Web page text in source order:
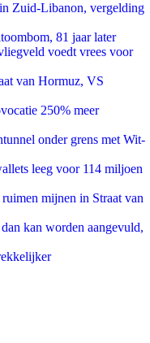
Zuid-Libanon, vergelding
81 jaar later
voedt vrees voor
van Hormuz, VS
250% meer
onder grens met Wit-
leeg voor 114 miljoen
mijnen in Straat van
kan worden aangevuld,